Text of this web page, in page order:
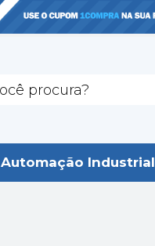
Automação Industrial